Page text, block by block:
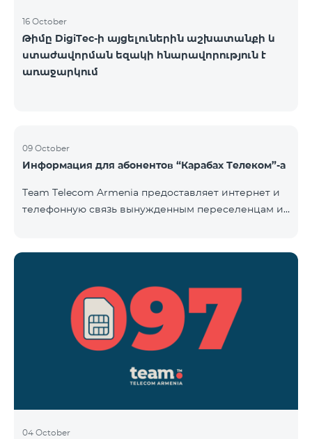
16 October
Թիմը DigiTec-ի այցելուներին աշխատանքի և
ստաժավորման եզակի հնարավորություն է
առաջարկում
09 October
Информация для абонентов “Карабах Телеком”-а
Team Telecom Armenia предоставляет интернет и
телефонную связь вынужденным переселенцам из
самым соглашаясь с его условиями,
размещенными на сайте www.telecomarmenia.am и
публичной офертой. Абоненты телефонных
номеров с префиксом 097, будут обслуживаться по
04 October